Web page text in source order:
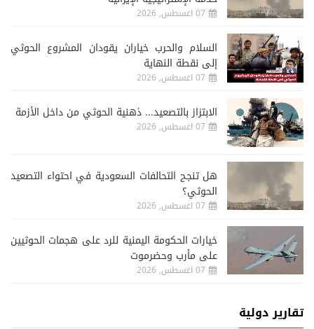
07 اغسطس, 2026
السلام والحرب خياران يقودان المشروع الحوثي
إلى نقطة النهاية
07 اغسطس, 2026
الابتزاز بالتصعيد... ذهنية الحوثي من داخل الأزمة
07 اغسطس, 2026
هل تنجح التحالفات السعودية في احتواء التصعيد
الحوثي؟
07 اغسطس, 2026
خيارات الحكومة اليمنية للرد على هجمات الحوثيين
على مأرب وحضرموت
07 اغسطس, 2026
تقارير دولية